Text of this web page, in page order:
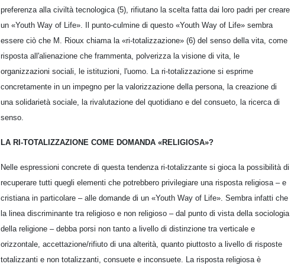
preferenza alla civiltà tecnologica (5), rifiutano la scelta fatta dai loro padri per creare
un «Youth Way of Life». Il punto-culmine di questo «Youth Way of Life» sembra
essere ciò che M. Rioux chiama la «ri-totalizzazione» (6) del senso della vita, come
risposta all'alienazione che frammenta, polverizza la visione di vita, le
organizzazioni sociali, le istituzioni, l'uomo. La ri-totalizzazione si esprime
concretamente in un impegno per la valorizzazione della persona, la creazione di
una solidarietà sociale, la rivalutazione del quotidiano e del consueto, la ricerca di
senso.
LA RI-TOTALIZZAZIONE COME DOMANDA «RELIGIOSA»?
Nelle espressioni concrete di questa tendenza ri-totalizzante si gioca la possibilità di
recuperare tutti quegli elementi che potrebbero privilegiare una risposta religiosa – e
cristiana in particolare – alle domande di un «Youth Way of Life». Sembra infatti che
la linea discriminante tra religioso e non religioso – dal punto di vista della sociologia
della religione – debba porsi non tanto a livello di distinzione tra verticale e
orizzontale, accettazione/rifiuto di una alterità, quanto piuttosto a livello di risposte
totalizzanti e non totalizzanti, consuete e inconsuete. La risposta religiosa è